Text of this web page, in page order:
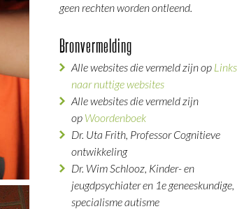
geen rechten worden ontleend.
Bronvermelding
Alle websites die vermeld zijn op Links
naar nuttige websites
Alle websites die vermeld zijn
op Woordenboek
Dr. Uta Frith, Professor Cognitieve
ontwikkeling
Dr. Wim Schlooz, Kinder- en
jeugdpsychiater en 1e geneeskundige,
specialisme autisme